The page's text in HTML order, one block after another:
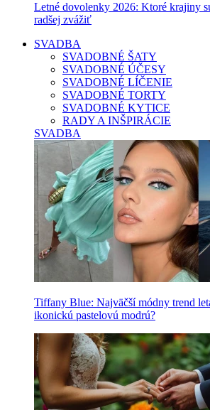
Letné dovolenky 2026: Ktoré krajiny
radšej zvážiť
SVADBA
SVADOBNÉ ŠATY
SVADOBNÉ ÚČESY
SVADOBNÉ LÍČENIE
SVADOBNÉ TORTY
SVADOBNÉ KYTICE
RADY A INŠPIRÁCIE
SVADBA
Tiffany Blue: Najväčší módny trend
ikonickú pastelovú modrú?